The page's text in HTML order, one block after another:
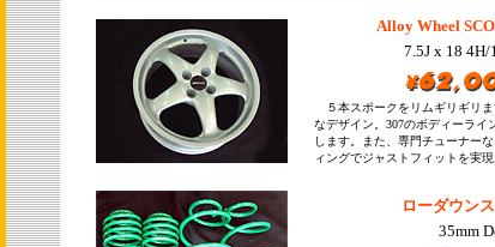
Alloy Wheel
7.5J x 18 4H/
５本スポークをリムギリギリ
なデザイン。307のボディーライ
します。また、専門チューナー
ィングでジャストフィットを実現
ローダウン
35mm